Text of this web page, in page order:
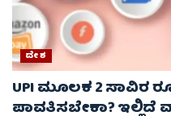
ದೇಶ
UPI ಮೂಲಕ 2 ಸಾವಿರ
ಪಾವತಿಸಬೇಕಾ? ಇಲ್ಲಿದೆ